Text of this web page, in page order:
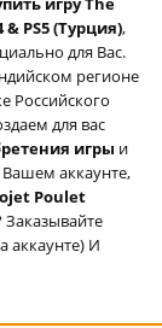
PS5 (Турция),
для Вас.
регионе
Российского
для вас
игры и
Вашем аккаунте,
Poulet
Заказывайте
аккаунте) И